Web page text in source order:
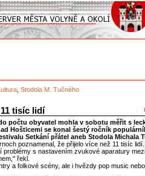
Stodola M. Tučného
tisíc lidí
počtu obyvatel mohla v sobotu měřit s
Hošticemi se konal šestý ročník
Setkání přátel aneb Stodola Michala
poznamenal, že přijelo více než 11 tisíc lidí.
problémy s nastavením zvukové aparatury mezi
řekl.
a folkové scény, ale i hvězdy pop music nebo